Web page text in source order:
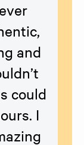
and
could
I